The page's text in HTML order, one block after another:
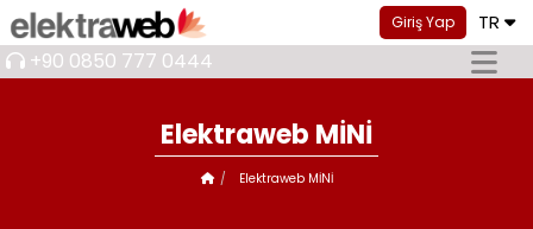
Giriş Yap TR
+90 0850 777 0444
Elektraweb MİNİ
Elektraweb MİNİ